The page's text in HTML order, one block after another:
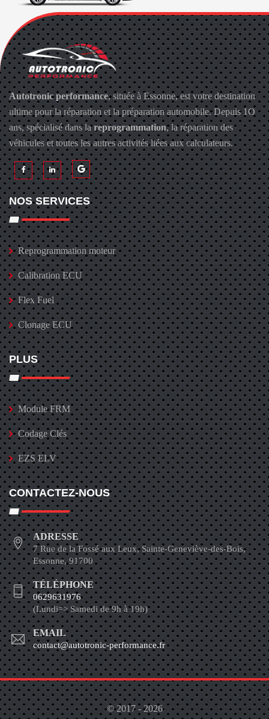
Autotronic performance, située à Essonne, est votre destination
ultime pour la réparation et la préparation automobile. Depuis 1O
ans, spécialisé dans lareprogrammation, la réparation des
véhicules et toutes les autres activités liées aux calculateurs.
NOS SERVICES
Reprogrammation moteur
Calibration ECU
Flex Fuel
Clonage ECU
PLUS
Module FRM
Codage Clés
EZS ELV
CONTACTEZ-NOUS
ADRESSE
7 Rue de la Fossé aux Leux, Sainte-Geneviève-des-Bois,
Essonne, 91700
TÉLÉPHONE
0629631976
(Lundi=> Samedi de 9h à 19h)
EMAIL
contact@autotronic-performance.fr
© 2017 - 2026